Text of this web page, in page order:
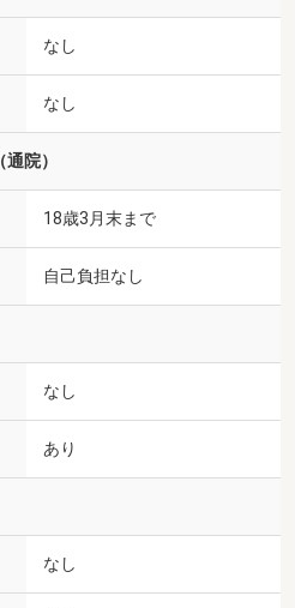
なし
なし
院）
18歳3月末まで
自己負担なし
なし
あり
なし